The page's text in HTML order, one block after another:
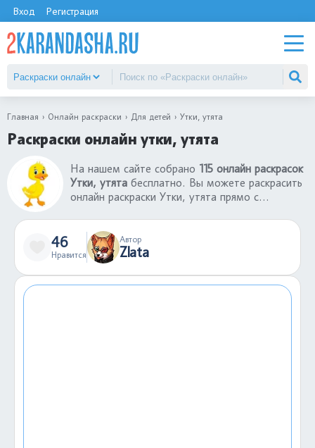
Вход Регистрация
Главная Онлайн раскраски Для детей Утки, утята
Раскраски онлайн утки, утята
На нашем сайте собрано 115 онлайн раскрасок
Утки, утята бесплатно. Вы можете раскрасить
онлайн раскраски Утки, утята прямо с
раскраски-онлайн вместе с друзьями в любое
время. Раскраски онлайн - хороший способ
провести время с пользой. Если понравились
46
Нравится
Автор
Zlata